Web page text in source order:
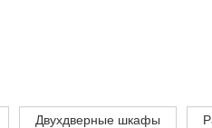
Двухдверные шкафы